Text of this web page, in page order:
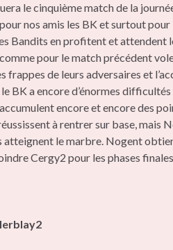
le cinquième match de la
nos amis les BK et surtout pour
Bandits en profitent et attendent
pour le match précédent
frappes de leurs adversaires et
BK a encore d’énormes
encore et encore des
à rentrer sur base, mais
atteignent le marbre. Nogent
Cergy2 pour les phases